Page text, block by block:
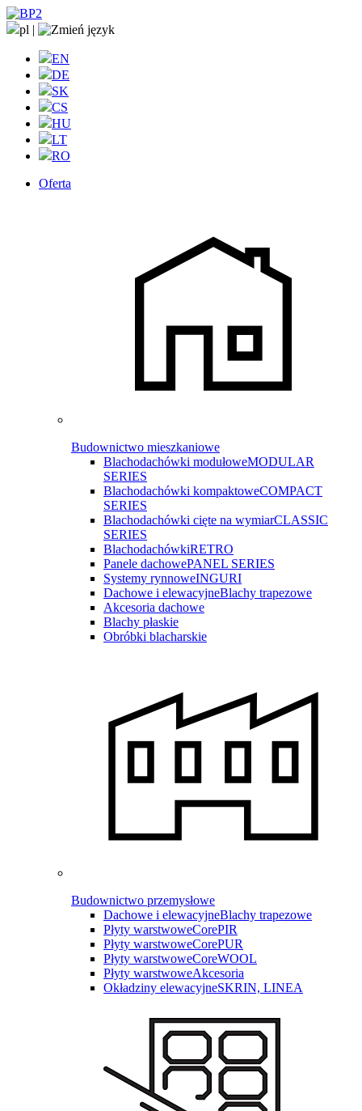
pl |
EN
DE
SK
CS
HU
LT
RO
Oferta
Budownictwo mieszkaniowe
Blachodachówki modułoweMODULAR
SERIES
Blachodachówki kompaktoweCOMPACT
SERIES
Blachodachówki cięte na wymiarCLASSIC
SERIES
BlachodachówkiRETRO
Panele dachowePANEL SERIES
Systemy rynnoweINGURI
Dachowe i elewacyjneBlachy trapezowe
Akcesoria dachowe
Blachy płaskie
Obróbki blacharskie
Budownictwo przemysłowe
Dachowe i elewacyjneBlachy trapezowe
Płyty warstwoweCorePIR
Płyty warstwoweCorePUR
Płyty warstwoweCoreWOOL
Płyty warstwoweAkcesoria
Okładziny elewacyjneSKRIN, LINEA